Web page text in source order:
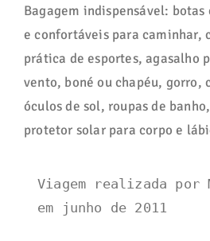
Bagagem indispensável:
e confortáveis para caminhar,
prática de esportes, agasalho
vento, boné ou chapéu, gorro,
óculos de sol, roupas de
protetor solar para corpo e
Viagem realizada por
em junho de 2011